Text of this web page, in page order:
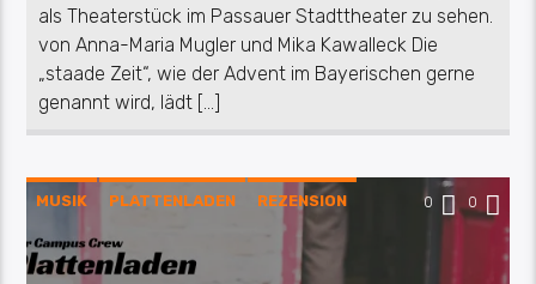
als Theaterstück im Passauer Stadttheater zu sehen.
von Anna-Maria Mugler und Mika Kawalleck Die
„staade Zeit“, wie der Advent im Bayerischen gerne
genannt wird, lädt […]
MUSIK PLATTENLADEN REZENSION 0 0